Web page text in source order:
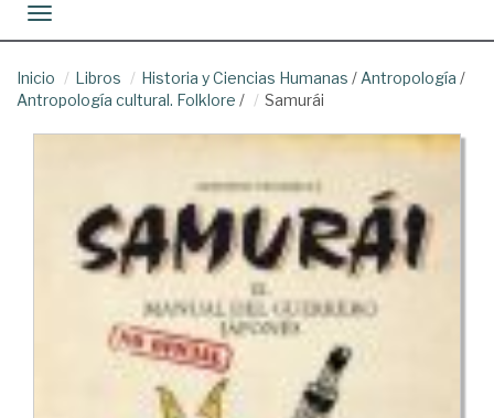
Toggle navigation
Inicio Libros Historia y Ciencias Humanas / Antropología /
Antropología cultural. Folklore / Samurái